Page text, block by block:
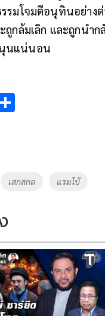
รมโจมตีอนุทินอย่าง
ถูกล้มเลิก และถูกน
นแน่นอน
เสกสกล แรมโบ้